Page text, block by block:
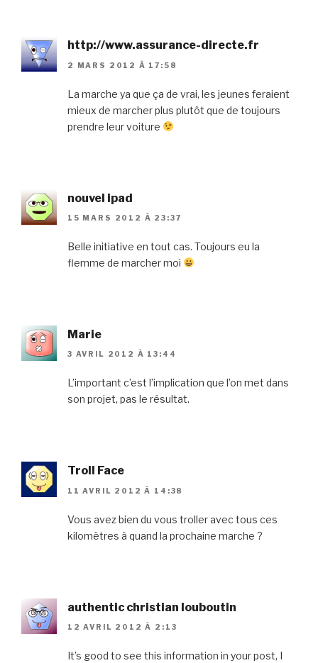
http://www.assurance-directe.fr
2 MARS 2012 À 17:58
La marche ya que ça de vrai, les jeunes feraient
mieux de marcher plus plutôt que de toujours
prendre leur voiture
nouvel ipad
15 MARS 2012 À 23:37
Belle initiative en tout cas. Toujours eu la
flemme de marcher moi
Marie
3 AVRIL 2012 À 13:44
L’important c’est l’implication que l’on met dans
son projet, pas le résultat.
Troll Face
11 AVRIL 2012 À 14:38
Vous avez bien du vous troller avec tous ces
kilomètres à quand la prochaine marche ?
authentic christian louboutin
12 AVRIL 2012 À 2:13
It’s good to see this information in your post, I